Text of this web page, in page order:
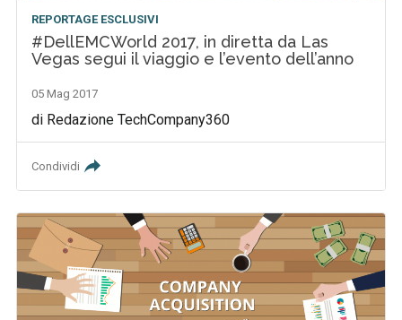
REPORTAGE ESCLUSIVI
#DellEMCWorld 2017, in diretta da Las
Vegas segui il viaggio e l’evento dell’anno
05 Mag 2017
di Redazione TechCompany360
Condividi